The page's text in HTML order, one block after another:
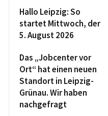
Hallo Leipzig: So
startet Mittwoch, der
5. August 2026
Das „Jobcenter vor
Ort“ hat einen neuen
Standort in Leipzig-
Grünau. Wir haben
nachgefragt